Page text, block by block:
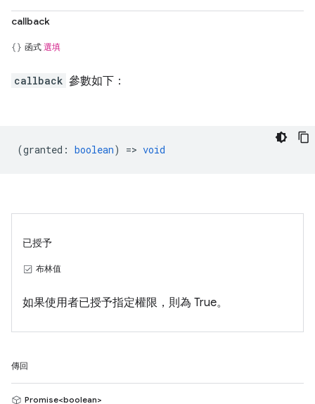
callback
函式 選填
callback 參數如下：
(granted : boolean) => void
已授予
布林值
如果使用者已授予指定權限，則為 True。
傳回
Promise<boolean>